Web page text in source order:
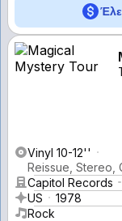
Vinyl 10-12''
Reissue, Stereo,
Capitol Records
US
1978
Rock